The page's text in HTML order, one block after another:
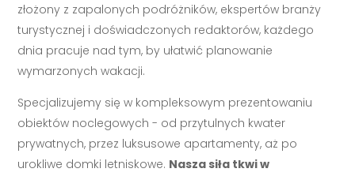
złożony z zapalonych podróżników, ekspertów branży
turystycznej i doświadczonych redaktorów, każdego
dnia pracuje nad tym, by ułatwić planowanie
wymarzonych wakacji.
Specjalizujemy się w kompleksowym prezentowaniu
obiektów noclegowych - od przytulnych kwater
prywatnych, przez luksusowe apartamenty, aż po
urokliwe domki letniskowe. Nasza siła tkwi w